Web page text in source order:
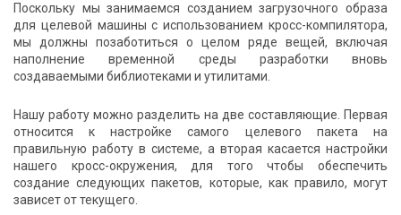
Поскольку мы занимаемся созданием загрузочного образа
для целевой машины с использованием кросс-компилятора,
мы должны позаботиться о целом ряде вещей, включая
наполнение временной среды разработки вновь
создаваемыми библиотеками и утилитами.
Нашу работу можно разделить на две составляющие. Первая
относится к настройке самого целевого пакета на
правильную работу в системе, а вторая касается настройки
нашего кросс-окружения, для того чтобы обеспечить
создание следующих пакетов, которые, как правило, могут
зависет от текущего.